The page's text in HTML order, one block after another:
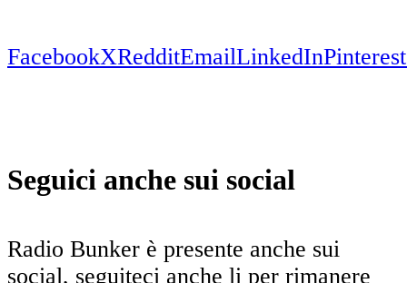
FacebookXRedditEmailLinkedInPinterest
Seguici anche sui social
Radio Bunker è presente anche sui
social, seguiteci anche li per rimanere